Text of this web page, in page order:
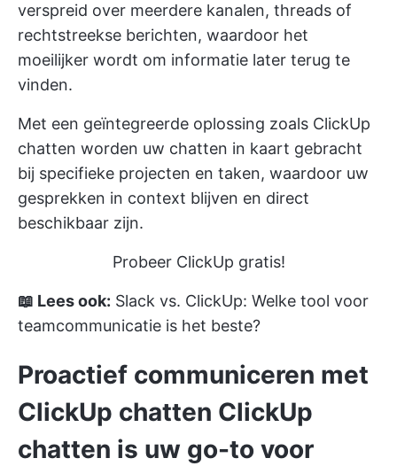
verspreid over meerdere kanalen, threads of
rechtstreekse berichten, waardoor het
moeilijker wordt om informatie later terug te
vinden.
Met een geïntegreerde oplossing zoals ClickUp
chatten worden uw chatten in kaart gebracht
bij specifieke projecten en taken, waardoor uw
gesprekken in context blijven en direct
beschikbaar zijn.
Probeer ClickUp gratis!
📖 Lees ook: Slack vs. ClickUp: Welke tool voor
teamcommunicatie is het beste?
Proactief communiceren met
ClickUp chatten ClickUp
chatten is uw go-to voor